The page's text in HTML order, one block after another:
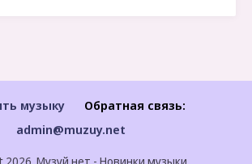
музыку
Обратная связь:
admin@muzuy.net